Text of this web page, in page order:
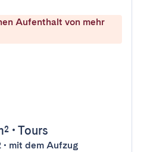
Aufenthalt von mehr
• Tours
• mit dem Aufzug